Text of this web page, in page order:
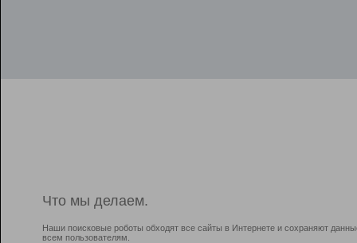
Что мы делаем.
Наши поисковые роботы обходят все сайты в Интернете и сохраняют
всем пользователям.